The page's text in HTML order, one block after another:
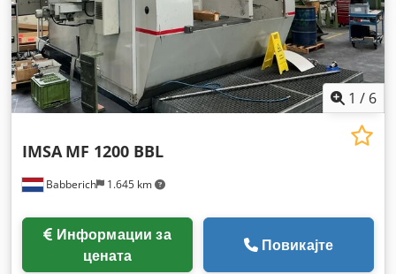
1 / 6
Babberich 1.645 km
IMSA MF 1200 BBL
цената
Повикајте